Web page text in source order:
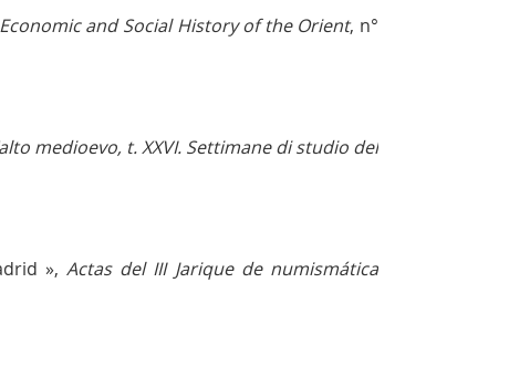
and Social History of the Orient, n°
medioevo, t. XXVI. Settimane di studio del
», Actas del III Jarique de numismática